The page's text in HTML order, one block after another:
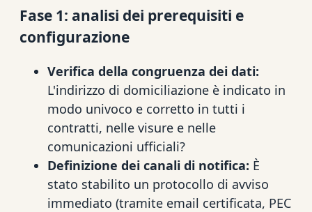
Fase 1: analisi dei prerequisiti e
configurazione
Verifica della congruenza dei dati:
L'indirizzo di domiciliazione è indicato in
modo univoco e corretto in tutti i
contratti, nelle visure e nelle
comunicazioni ufficiali?
Definizione dei canali di notifica: È
stato stabilito un protocollo di avviso
immediato (tramite email certificata, PEC